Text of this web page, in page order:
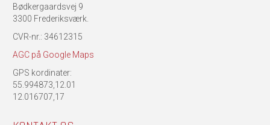
Bødkergaardsvej 9
3300 Frederiksværk.
CVR-nr.: 34612315
AGC på Google Maps
GPS kordinater:
55.994873,12.01
12.016707,17